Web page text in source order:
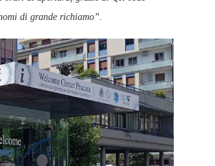
di grande richiamo”.